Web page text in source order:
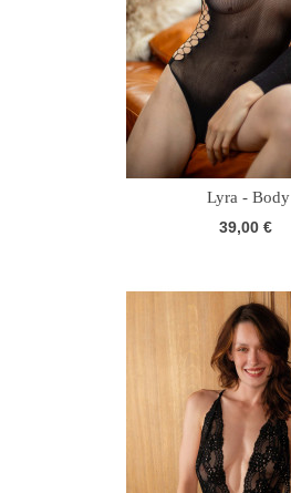
Lyra - Body
39,00 €